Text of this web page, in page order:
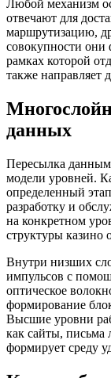
Любой механизм
отвечают для
маршрутизацию,
совокупности
рамках которой
также
данных
Пересылка
модели уровней.
определенный
разработку и
на конкретном
структуры казино
Внутри низших
импульсов с
оптическое
формирование
Высшие уровни
как сайты, письма
формирует среду